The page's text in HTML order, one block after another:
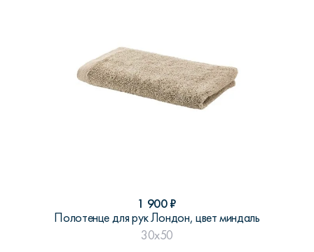
1 900₽
Полотенце для рук Лондон, цвет миндаль
30x50